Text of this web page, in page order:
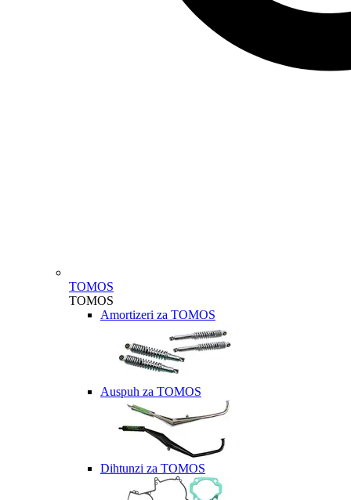
TOMOS
TOMOS
Amortizeri za TOMOS
Auspuh za TOMOS
Dihtunzi za TOMOS